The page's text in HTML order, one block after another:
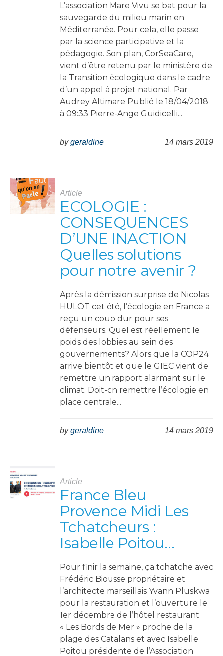
L’association Mare Vivu se bat pour la
sauvegarde du milieu marin en
Méditerranée. Pour cela, elle passe
par la science participative et la
pédagogie. Son plan, CorSeaCare,
vient d’être retenu par le ministère de
la Transition écologique dans le cadre
d’un appel à projet national. Par
Audrey Altimare Publié le 18/04/2018
à 09:33 Pierre-Ange Guidicelli...
14 mars 2019
bygeraldine
Article
ECOLOGIE :
CONSEQUENCES
D’UNE INACTION
Quelles solutions
pour notre avenir ?
Après la démission surprise de Nicolas
HULOT cet été, l’écologie en France a
reçu un coup dur pour ses
défenseurs. Quel est réellement le
poids des lobbies au sein des
gouvernements? Alors que la COP24
arrive bientôt et que le GIEC vient de
remettre un rapport alarmant sur le
climat. Doit-on remettre l’écologie en
place centrale...
14 mars 2019
bygeraldine
Article
France Bleu
Provence Midi Les
Tchatcheurs :
Isabelle Poitou…
Pour finir la semaine, ça tchatche avec
Frédéric Biousse propriétaire et
l’architecte marseillais Yvann Pluskwa
pour la restauration et l’ouverture le
1er décembre de l’hôtel restaurant
« Les Bords de Mer » proche de la
plage des Catalans et avec Isabelle
Poitou présidente de l’Association